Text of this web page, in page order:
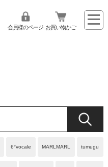
6°vocale MARLMARL tumugu
会員様のページ お買い物かご